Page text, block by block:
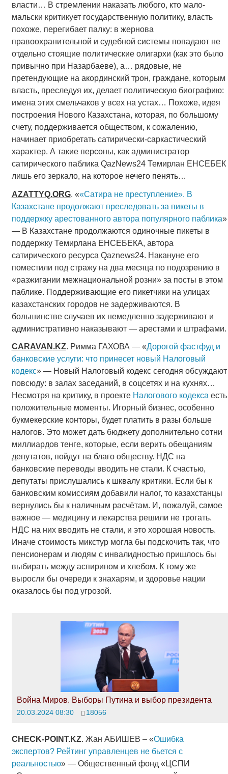
власти… В стремлении наказать любого, кто мало-
мальски критикует государственную политику, власть
похоже, перегибает палку: в жернова
правоохранительной и судебной системы попадают не
отдельно стоящие политические олигархи (как это было
привычно при Назарбаеве), а… рядовые, не
претендующие на акординский трон, граждане, которым
власть, преследуя их, делает политическую биографию:
имена этих смельчаков у всех на устах… Похоже, идея
построения Нового Казахстана, которая, по большому
счету, поддерживается обществом, к сожалению,
начинает приобретать сатирически-саркастический
характер. А такие персоны, как администратор
сатирического паблика QazNews24 Темирлан ЕНСЕБЕК
лишь его зеркало, на которое нечего пенять…
AZATTYQ.ORG. ««Сатира не преступление». В
Казахстане продолжают преследовать за пикеты в
поддержку арестованного автора популярного паблика»
— В Казахстане продолжаются одиночные пикеты в
поддержку Темирлана ЕНСЕБЕКА, автора
сатирического ресурса Qaznews24. Накануне его
поместили под стражу на два месяца по подозрению в
«разжигании межнациональной розни» за посты в этом
паблике. Поддерживающие его пикетчики на улицах
казахстанских городов не задерживаются. В
большинстве случаев их немедленно задерживают и
административно наказывают — арестами и штрафами.
CARAVAN .KZ. Римма ГАХОВА — «Дорогой фастфуд и
банковские услуги: что принесет новый Налоговый
кодекс» — Новый Налоговый кодекс сегодня обсуждают
повсюду: в залах заседаний, в соцсетях и на кухнях…
Несмотря на критику, в проекте Налогового кодекса есть
положительные моменты. Игорный бизнес, особенно
букмекерские конторы, будет платить в разы больше
налогов. Это может дать бюджету дополнительно сотни
миллиардов тенге, которые, если верить обещаниям
депутатов, пойдут на благо обществу. НДС на
банковские переводы вводить не стали. К счастью,
депутаты прислушались к шквалу критики. Если бы к
банковским комиссиям добавили налог, то казахстанцы
вернулись бы к наличным расчётам. И, пожалуй, самое
важное — медицину и лекарства решили не трогать.
НДС на них вводить не стали, и это хорошая новость.
Иначе стоимость микстур могла бы подскочить так, что
пенсионерам и людям с инвалидностью пришлось бы
выбирать между аспирином и хлебом. К тому же
выросли бы очереди к знахарям, и здоровье нации
оказалось бы под угрозой.
Война Миров. Выборы Путина и выбор президента
20.03.2024 08:30 18056
CHECK-POINT.KZ. Жан АБИШЕВ – «Ошибка
экспертов? Рейтинг управленцев не бьется с
реальностью» — Общественный фонд «ЦСПИ